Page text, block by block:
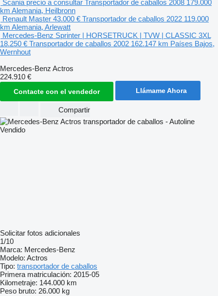
Scania precio a consultar Transportador de caballos 2008 179.000
km Alemania, Heilbronn
Renault Master 43.000 € Transportador de caballos 2022 119.000
km Alemania, Arlewatt
Mercedes-Benz Sprinter | HORSETRUCK | TVW | CLASSIC 3XL
18.250 € Transportador de caballos 2002 162.147 km Países Bajos,
Wernhout
Mercedes-Benz Actros
224.910 €
Contacte con el vendedor Llámame Ahora
Compartir
Vendido
Solicitar fotos adicionales
1/10
Marca: Mercedes-Benz
Modelo: Actros
Tipo: transportador de caballos
Primera matriculación: 2015-05
Kilometraje: 144.000 km
Peso bruto: 26.000 kg